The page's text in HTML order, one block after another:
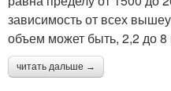
зависимость от всех
объем может быть, 2,2 до 8
читать дальше →